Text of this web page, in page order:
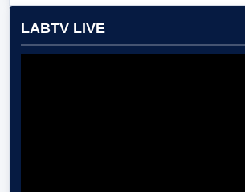
LABTV LIVE